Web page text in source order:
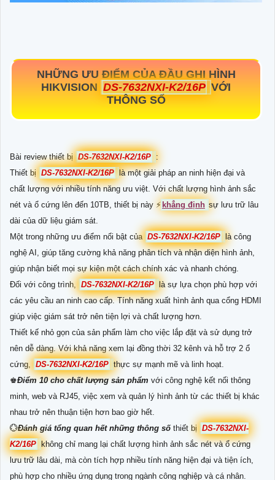
NHỮNG ƯU ĐIỂM CỦA ĐẦU GHI HÌNH
HIKVISION DS-7632NXI-K2/16P VỚI
THÔNG SỐ
Bài review thiết bị DS-7632NXI-K2/16P :
Thiết bị DS-7632NXI-K2/16P
là một giải pháp an ninh hiện đại và
chất lượng với nhiều tính năng ưu việt. Với chất lượng hình ảnh sắc
nét và ổ cứng lên đến 10TB, thiết bị này ️⚡ khẳng định sự lưu trữ lâu
dài của dữ liệu giám sát.
Một trong những ưu điểm nổi bật của DS-7632NXI-K2/16P
là công
nghệ AI, giúp tăng cường khả năng phân tích và nhận diện hình ảnh,
giúp nhận biết mọi sự kiện một cách chính xác và nhanh chóng.
Đối với công trình,
DS-7632NXI-K2/16P
là sự lựa chọn phù hợp với
các yêu cầu an ninh cao cấp. Tính năng xuất hình ảnh qua cổng HDMI
giúp việc giám sát trở nên tiện lợi và chất lượng hơn.
Thiết kế nhỏ gọn của sản phẩm làm cho việc lắp đặt và sử dụng trở
nên dễ dàng. Với khả năng xem lại đồng thời 32 kênh và hỗ trợ 2 ổ
cứng,
DS-7632NXI-K2/16P thực sự mạnh mẽ và linh hoạt.
♚Điểm 10 cho chất lượng sản phẩm với công nghệ kết nối thông
minh, web và RJ45, việc xem và quản lý hình ảnh từ các thiết bị khác
nhau trở nên thuận tiện hơn bao giờ hết.
💮Đánh giá tổng quan hết những thông số thiết bị DS-7632NXI-
K2/16P
không chỉ mang lại chất lượng hình ảnh sắc nét và ổ cứng
lưu trữ lâu dài, mà còn tích hợp nhiều tính năng hiện đại và tiện ích,
phù hợp cho nhiều ứng dụng trong ngành công nghiệp và cá nhân.